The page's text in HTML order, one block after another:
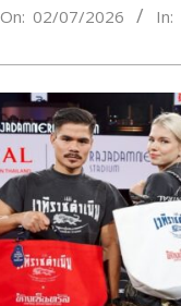
On: 02/07/2026 In: